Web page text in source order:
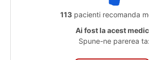
113 pacienti recomanda
Ai fost la acest
Spune-ne parerea ta: